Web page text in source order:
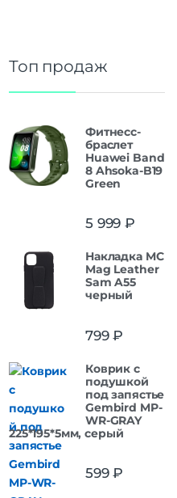
Топ продаж
Фитнесс-
браслет
Huawei Band
8 Ahsoka-B19
Green
5 999 ₽
Накладка MC
Mag Leather
Sam A55
черный
799₽
Коврик с
подушкой
под запястье
Gembird MP-
WR-GRAY
225*195*5мм, серый
599₽